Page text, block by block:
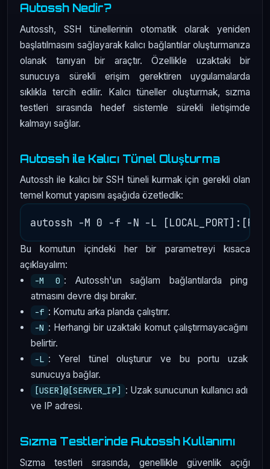
Autossh Nedir?
Autossh, SSH tünellerinin otomatik olarak yeniden
başlatılmasını sağlayarak kalıcı bağlantılar oluşturmanıza
olanak tanıyan bir araçtır. Özellikle uzaktaki bir
sunucuya sürekli erişim gerektiren uygulamalarda
sıklıkla tercih edilir. Kalıcı tüneller oluşturmak, sızma
testleri sırasında hedef sistemle sürekli iletişimde
kalmayı sağlar.
Autossh ile Kalıcı Tünel Oluşturma
Autossh ile kalıcı bir SSH tüneli kurmak için gerekli olan
temel komut yapısını aşağıda özetledik:
Bu komutun içindeki her bir parametreyi kısaca
açıklayalım:
-M 0 : Autossh'un sağlam bağlantılarda ping
atmasını devre dışı bırakır.
-f : Komutu arka planda çalıştırır.
-N : Herhangi bir uzaktaki komut çalıştırmayacağını
belirtir.
-L : Yerel tünel oluşturur ve bu portu uzak
sunucuya bağlar.
[USER]@[SERVER_IP]
: Uzak sunucunun kullanıcı adı
ve IP adresi.
Sızma Testlerinde Autossh Kullanımı
Sızma testleri sırasında, genellikle güvenlik açığı